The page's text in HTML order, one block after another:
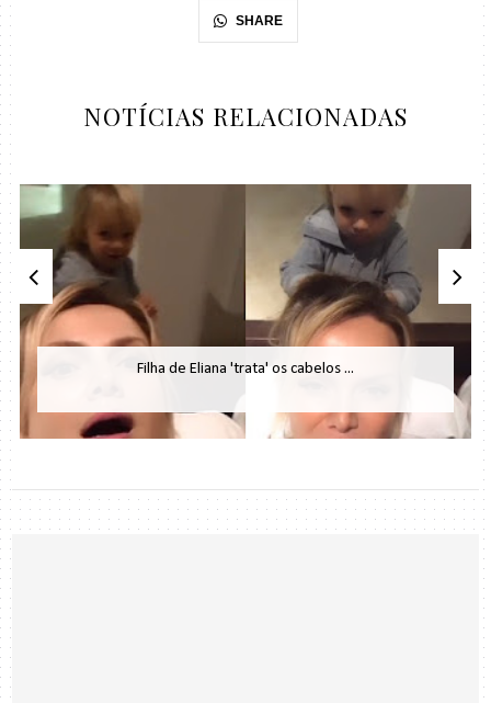
SHARE
NOTÍCIAS RELACIONADAS
Filha de Eliana 'trata' os cabelos ...